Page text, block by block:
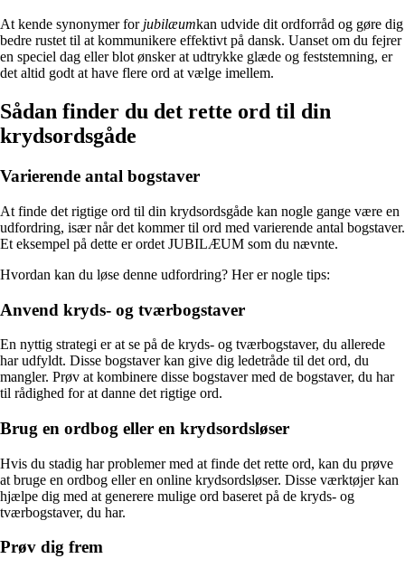
At kende synonymer for jubilæumkan udvide dit ordforråd og gøre dig
bedre rustet til at kommunikere effektivt på dansk. Uanset om du fejrer
en speciel dag eller blot ønsker at udtrykke glæde og feststemning, er
det altid godt at have flere ord at vælge imellem.
Sådan finder du det rette ord til din
krydsordsgåde
Varierende antal bogstaver
At finde det rigtige ord til din krydsordsgåde kan nogle gange være en
udfordring, især når det kommer til ord med varierende antal bogstaver.
Et eksempel på dette er ordet JUBILÆUM som du nævnte.
Hvordan kan du løse denne udfordring? Her er nogle tips:
Anvend kryds- og tværbogstaver
En nyttig strategi er at se på de kryds- og tværbogstaver, du allerede
har udfyldt. Disse bogstaver kan give dig ledetråde til det ord, du
mangler. Prøv at kombinere disse bogstaver med de bogstaver, du har
til rådighed for at danne det rigtige ord.
Brug en ordbog eller en krydsordsløser
Hvis du stadig har problemer med at finde det rette ord, kan du prøve
at bruge en ordbog eller en online krydsordsløser. Disse værktøjer kan
hjælpe dig med at generere mulige ord baseret på de kryds- og
tværbogstaver, du har.
Prøv dig frem